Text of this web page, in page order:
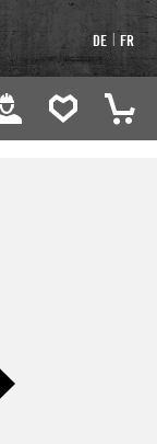
DE | FR